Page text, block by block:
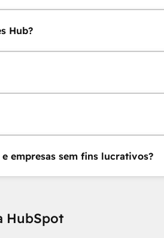
Hub?
empresas sem fins lucrativos?
HubSpot